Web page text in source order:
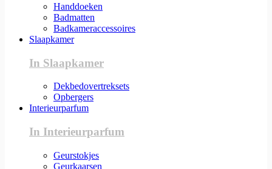
Handdoeken
Badmatten
Badkameraccessoires
Slaapkamer
In Slaapkamer
Dekbedovertreksets
Opbergers
Interieurparfum
In Interieurparfum
Geurstokjes
Geurkaarsen